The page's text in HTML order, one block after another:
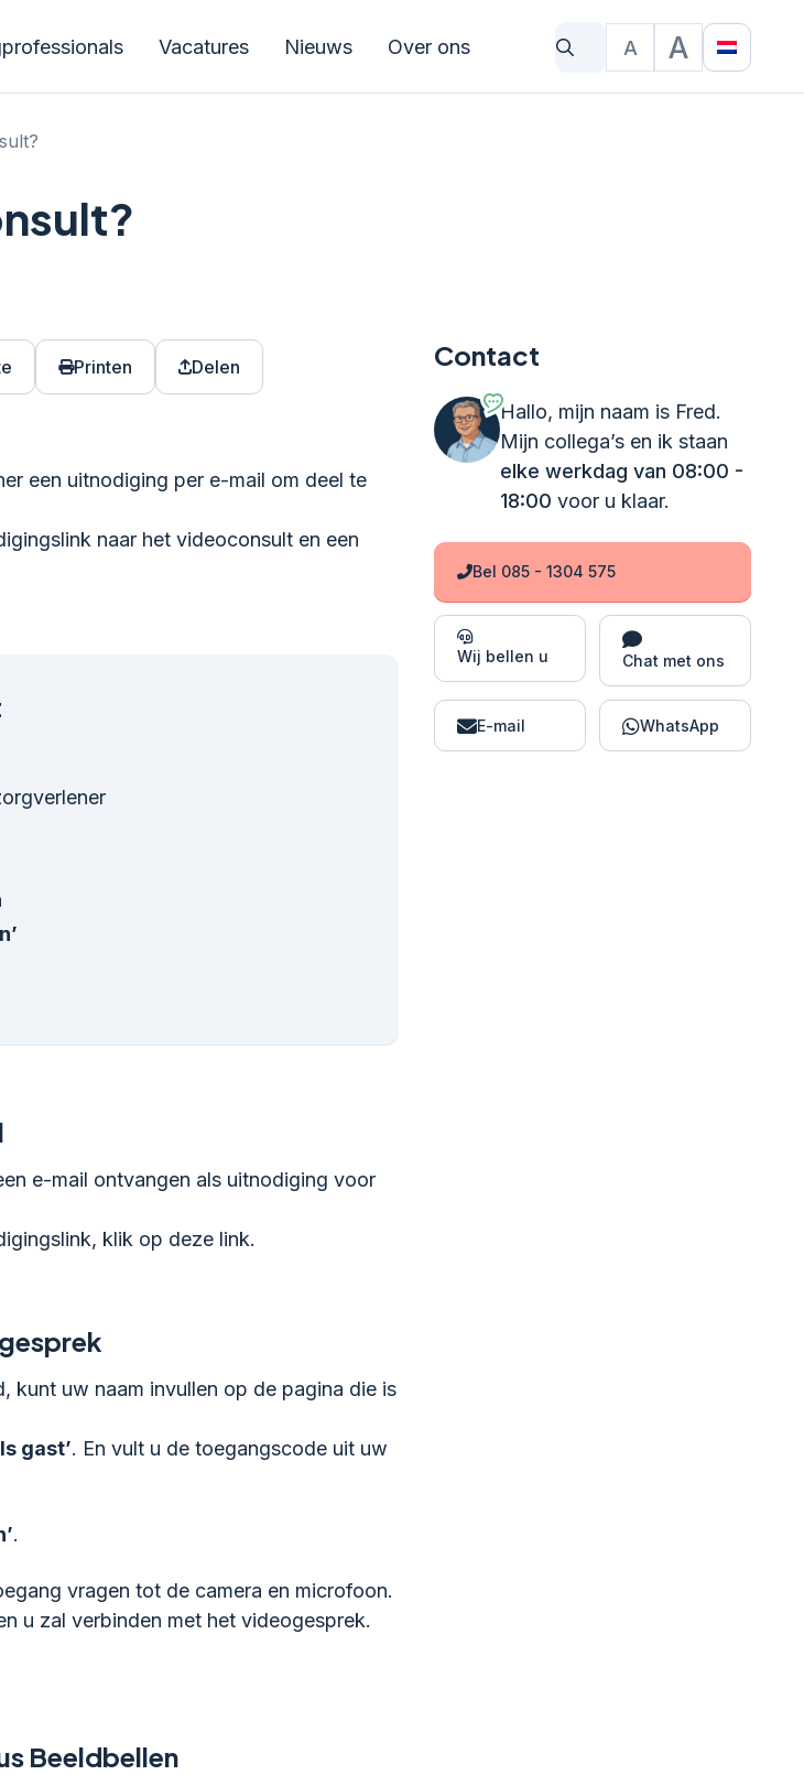
Vacatures Nieuws Over ons
Waar bent u naar op zoek?
Tekstgrootte
A A
Printen Delen
een uitnodiging per e-mail om deel te
naar het videoconsult en een
e-mail ontvangen als uitnodiging voor
klik op deze link.
kunt uw naam invullen op de pagina die is
gast’. En vult u de toegangscode uit uw
.
vragen tot de camera en microfoon.
u zal verbinden met het videogesprek.
Contact
Hallo, mijn naam is Fred.
Mijn collega’s en ik staan
elke werkdag van 08:00 -
18:00 voor u klaar.
Bel 085 - 1304 575
Wij bellen u Chat met ons
E-mail WhatsApp
Beeldbellen